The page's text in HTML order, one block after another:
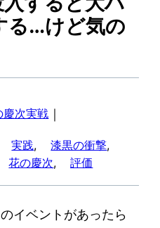
る…けど気の
慶次実戦 ｜
実践, 漆黒の衝撃
花の慶次, 評価
イベントがあったら